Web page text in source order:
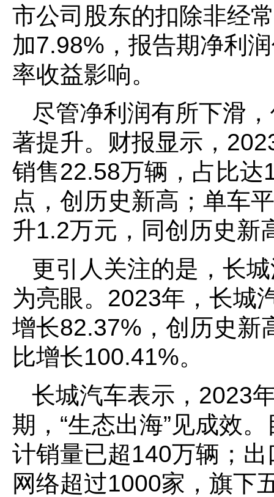
市公司股东的扣除非经
加7.98%，报告期净利
率收益影响。
尽管净利润有所下滑
著提升。财报显示，
销售22.58万辆，占比
点，创历史新高；单车
升1.2万元，同创历史新
更引人关注的是，长
为亮眼。2023年，长城
增长82.37%，创历史新
比增长100.41%。
长城汽车表示，2023
期，“生态出海”见成效
计销量已超140万辆；
网络超过1000家，旗下